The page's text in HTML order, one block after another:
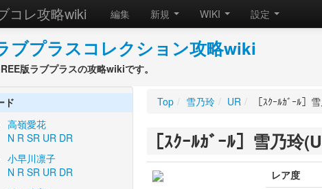
コレ攻略wiki 編集 新規 WIKI 設定
ブプラスコレクション攻略wiki
版ラブプラスの攻略wikiです。
ド
高嶺愛花
N R SR UR DR
小早川凛子
N R SR UR DR
Top / 雪乃玲 / UR / ［ｽｸｰﾙｶﾞｰﾙ］
［ｽｸｰﾙｶﾞｰﾙ］雪乃玲
レア度